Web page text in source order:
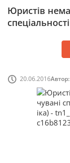
Юристів
20.06.2016Автор: